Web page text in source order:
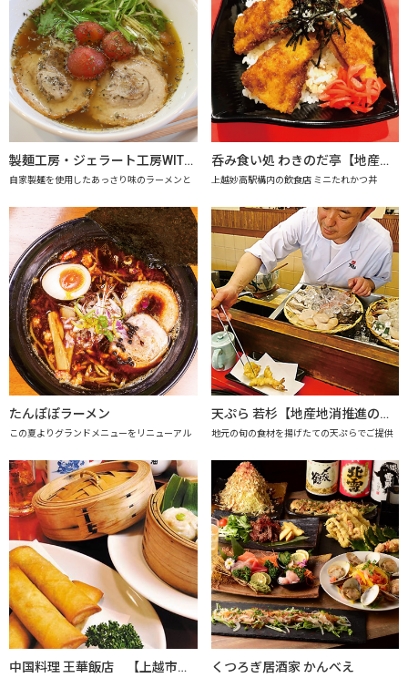
製麺工房・ジェラート工房WITHドリーム
自家製麺を使用したあっさり味のラーメンと
呑み食い処 わきのだ亭【地産地消の店認定店】
上越妙高駅構内の飲食店 ミニたれかつ丼
たんぽぽラーメン
この夏よりグランドメニューをリニューアル
天ぷら 若杉【地産地消推進の店「プレミアム認定店」】
地元の旬の食材を揚げたての天ぷらでご提供
中国料理 王華飯店 【上越市地産地消推進の店認定店】 くつろぎ居酒家 かんべえ